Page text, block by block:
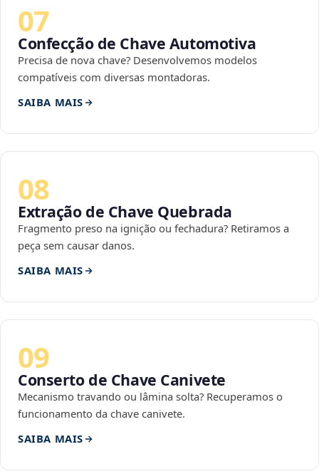
07
Confecção de Chave Automotiva
Precisa de nova chave? Desenvolvemos modelos
compatíveis com diversas montadoras.
SAIBA MAIS
08
Extração de Chave Quebrada
Fragmento preso na ignição ou fechadura? Retiramos a
peça sem causar danos.
SAIBA MAIS
09
Conserto de Chave Canivete
Mecanismo travando ou lâmina solta? Recuperamos o
funcionamento da chave canivete.
SAIBA MAIS